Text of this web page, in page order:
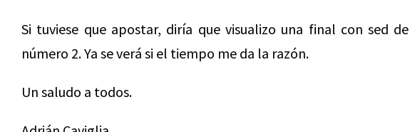
Si tuviese que apostar, diría que visualizo una final con sed
número 2. Ya se verá si el tiempo me da la razón.
Un saludo a todos.